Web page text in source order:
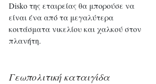
Disko της εταιρείας θα μπορούσε να
είναι ένα από τα μεγαλύτερα
κοιτάσματα νικελίου και χαλκού στον
πλανήτη.
Γεωπολιτική καταιγίδα